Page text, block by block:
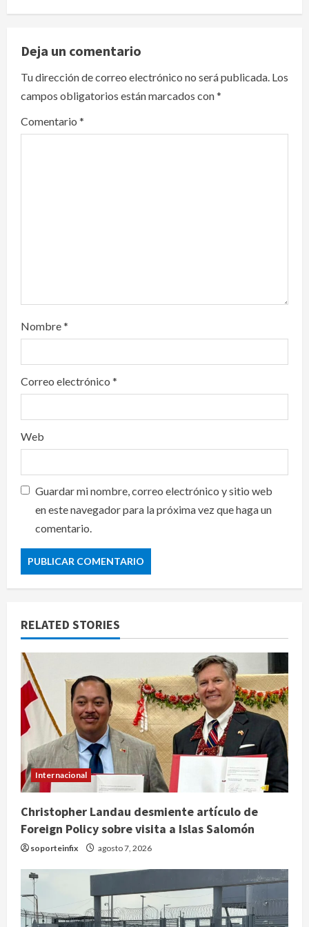
a
v
i
g
a
Deja un comentario
Tu dirección de correo electrónico no será publicada. Los
campos obligatorios están marcados con*
Comentario *
Nombre*
Correo electrónico *
Web
Guardar mi nombre, correo electrónico y sitio web
en este navegador para la próxima vez que haga un
comentario.
RELATED STORIES
Internacional
Christopher Landau desmiente artículo de
Foreign Policy sobre visita a Islas Salomón
soporteinfix agosto 7, 2026